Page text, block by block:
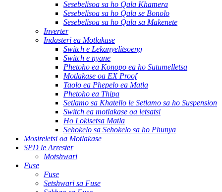
Sesebelisoa sa ho Qala Khamera
Sesebelisoa sa ho Qala se Bonolo
Sesebelisoa sa ho Qala sa Makenete
Inverter
Indasteri ea Motlakase
Switch e Lekanyelitsoeng
Switch e nyane
Phetoho ea Konopo ea ho Sutumelletsa
Motlakase oa EX Proof
Taolo ea Phepelo ea Matla
Phetoho ea Thipa
Setlamo sa Khatello le Setlamo sa ho Suspension
Switch ea motlakase oa letsatsi
Ho Lokisetsa Matla
Sehokelo sa Sehokelo sa ho Phunya
Mosireletsi oa Motlakase
SPD le Arrester
Motshwari
Fuse
Fuse
Setshwari sa Fuse